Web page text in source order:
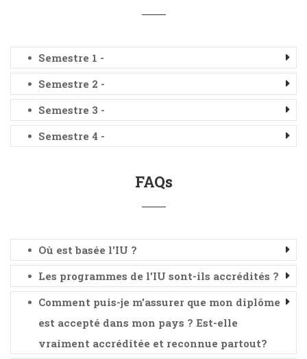
Semestre 1 -
Semestre 2 -
Semestre 3 -
Semestre 4 -
FAQs
Où est basée l'IU ?
Les programmes de l'IU sont-ils accrédités ?
Comment puis-je m'assurer que mon diplôme
est accepté dans mon pays ? Est-elle
vraiment accréditée et reconnue partout?